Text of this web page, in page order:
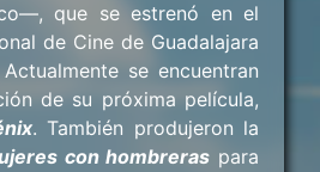
que se estrenó en el
de Cine de Guadalajara
se encuentran
de su próxima película,
. También produjeron la
con hombreras para